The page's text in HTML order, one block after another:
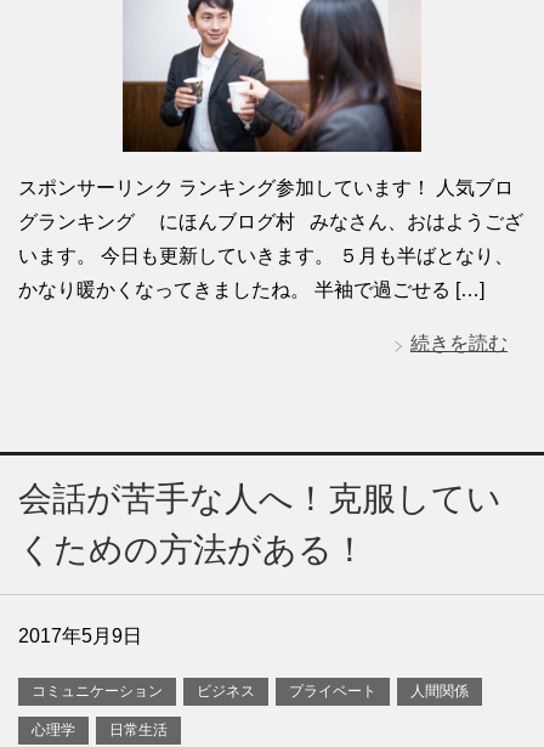
スポンサーリンク ランキング参加しています！ 人気ブロ
グランキング にほんブログ村 みなさん、おはようござ
います。 今日も更新していきます。 ５月も半ばとなり、
かなり暖かくなってきましたね。 半袖で過ごせる […]
続きを読む
会話が苦手な人へ！克服してい
くための方法がある！
2017年5月9日
コミュニケーション ビジネス プライベート 人間関係
心理学 日常生活